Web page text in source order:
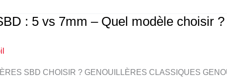
: 5 vs 7mm – Quel modèle choisir ?
SBD CHOISIR ? GENOUILLÈRES CLASSIQUES